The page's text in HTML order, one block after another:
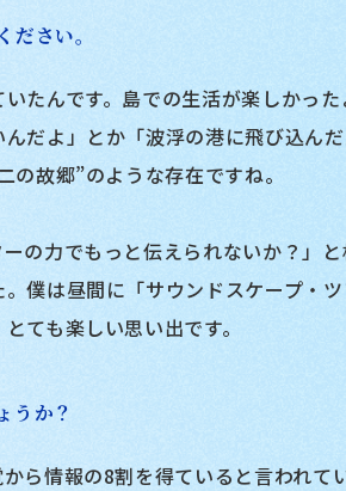
さい。
たんです。島での生活が楽しかっ
だよ」とか「波浮の港に飛び込ん
故郷”のような存在ですね。
の力でもっと伝えられないか？」
僕は昼間に「サウンドスケープ・
ても楽しい思い出です。
うか？
ら情報の8割を得ていると言われて